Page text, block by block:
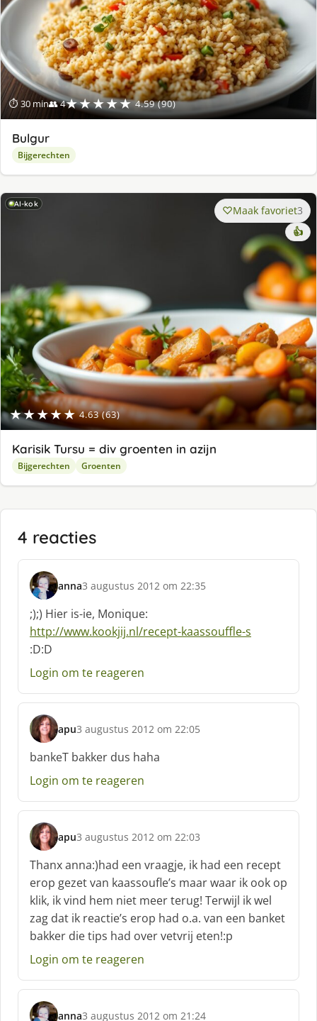
⏱ 30 min👥 4★★★★★ 4.59 (90)
Bulgur
Bijgerechten
AI-kok
★★★★★ 4.63 (63)
Maak favoriet3
👍
Karisik Tursu = div groenten in azijn
Bijgerechten Groenten
4 reacties
anna
s
c
h
r
e
e
:
3 augustus 2012 om 22:35
;);) Hier is-ie, Monique:
http://www.kookjij.nl/recept-kaassouffle-s
:D:D
Login om te reageren
apu
s
c
h
r
e
f
:
3 augustus 2012 om 22:05
bankeT bakker dus haha
Login om te reageren
apu
s
c
h
r
e
e
f
3 augustus 2012 om 22:03
Thanx anna:)had een vraagje, ik had een recept
erop gezet van kaassoufle’s maar waar ik ook op
klik, ik vind hem niet meer terug! Terwijl ik wel
zag dat ik reactie’s erop had o.a. van een banket
bakker die tips had over vetvrij eten!:p
Login om te reageren
anna3 augustus 2012 om 21:24